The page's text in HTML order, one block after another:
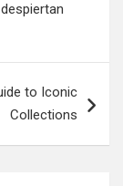
to Iconic
Collections